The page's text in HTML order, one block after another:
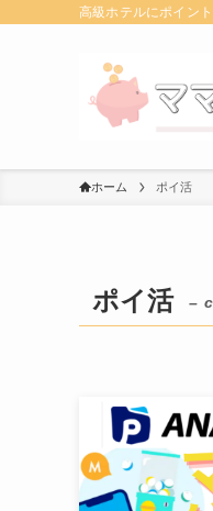
高級ホテルにポイン
ホーム ポイ活
ポイ活 –